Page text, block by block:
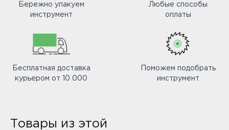
Бережно упакуем
инструмент
Любые способы
оплаты
Бесплатная доставка
курьером от 10 000
Поможем подобрать
инструмент
Товары из этой